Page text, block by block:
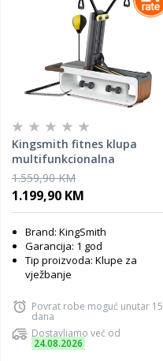
Kingsmith fitnes klupa
multifunkcionalna
1.559,90 KM
1.199,90 KM
Brand: KingSmith
Garancija: 1 god
Tip proizvoda: Klupe za
vježbanje
Povrat robe moguć unutar 15
dana
Dostavljamo već od
24.08.2026